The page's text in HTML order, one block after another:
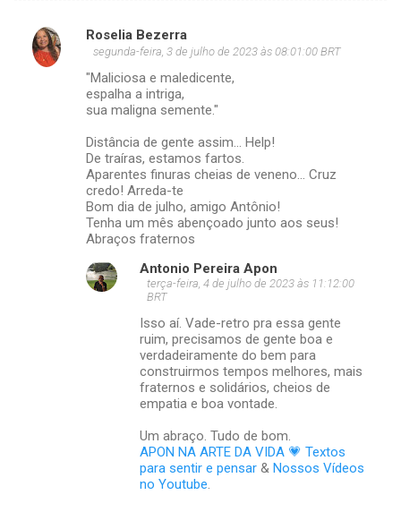
C
o
Roselia Bezerra
segunda-feira, 3 de julho de 2023 às 08:01:00 BRT
"Maliciosa e maledicente,
espalha a intriga,
sua maligna semente."
Distância de gente assim... Help!
De traíras, estamos fartos.
Aparentes finuras cheias de veneno... Cruz
credo! Arreda-te
Bom dia de julho, amigo Antônio!
Tenha um mês abençoado junto aos seus!
Abraços fraternos
Antonio Pereira Apon
terça-feira, 4 de julho de 2023 às 11:12:00
BRT
Isso aí. Vade-retro pra essa gente
ruim, precisamos de gente boa e
verdadeiramente do bem para
construirmos tempos melhores, mais
fraternos e solidários, cheios de
empatia e boa vontade.
Um abraço. Tudo de bom.
APON NA ARTE DA VIDA 💗 Textos
para sentir e pensar & Nossos Vídeos
no Youtube